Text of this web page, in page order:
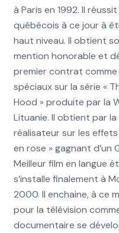
à Paris en 1992. Il
québécois à ce jour à
haut niveau. Il obtient
mention honorable et
premier contrat
spéciaux sur la série «
Hood » produite par la
Lituanie. Il obtient par
réalisateur sur les effets
en rose » gagnant d’un
Meilleur film en langue
s’installe finalement à
2000. Il enchaine, à ce
pour la télévision
documentaire se